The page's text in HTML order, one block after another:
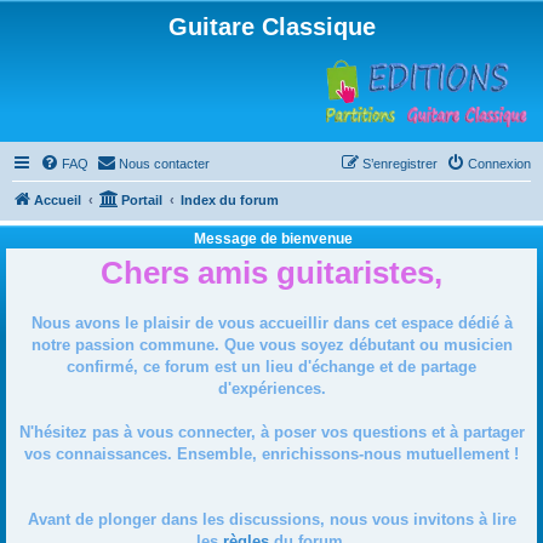
Guitare Classique
FAQ Nous contacter Connexion
S’enregistrer
Accueil Portail Index du forum
Message de bienvenue
Chers amis guitaristes,
Nous avons le plaisir de vous accueillir dans cet espace dédié à
notre passion commune. Que vous soyez débutant ou musicien
confirmé, ce forum est un lieu d'échange et de partage
d'expériences.
N'hésitez pas à vous connecter, à poser vos questions et à partager
vos connaissances. Ensemble, enrichissons-nous mutuellement !
Avant de plonger dans les discussions, nous vous invitons à lire